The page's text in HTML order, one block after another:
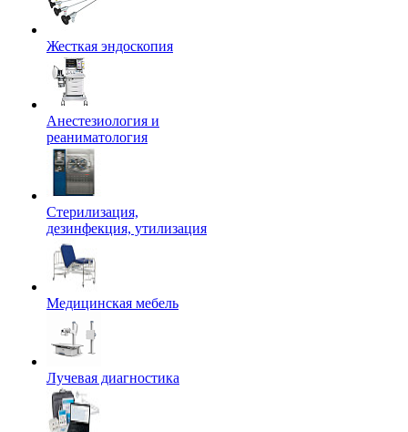
Жесткая эндоскопия
Анестезиология и
реаниматология
Стерилизация,
дезинфекция, утилизация
Медицинская мебель
Лучевая диагностика